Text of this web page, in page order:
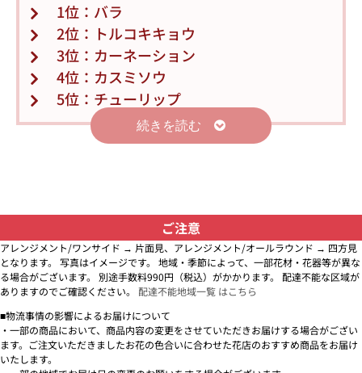
1位：バラ
2位：トルコキキョウ
3位：カーネーション
4位：カスミソウ
5位：チューリップ
続きを読む
ご注意
アレンジメント/ワンサイド → 片面見、アレンジメント/オールラウンド → 四方見
となります。 写真はイメージです。 地域・季節によって、一部花材・花器等が異な
る場合がございます。 別途手数料990円（税込）がかかります。 配達不能な区域が
ありますのでご確認ください。 配達不能地域一覧 はこちら
■物流事情の影響によるお届けについて
・一部の商品において、商品内容の変更をさせていただきお届けする場合がござい
ます。ご注文いただきましたお花の色合いに合わせた花店のおすすめ商品をお届け
いたします。